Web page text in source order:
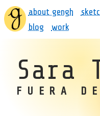
about gengh
blog
work
Sara
FUERA